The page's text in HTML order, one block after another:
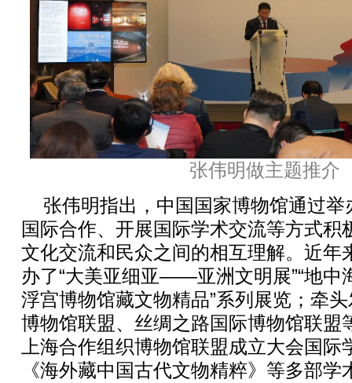
张伟明做主题推介
张伟明指出，中国国家博物馆通过
国际合作、开展国际学术交流等方式积
文化交流和民众之间的相互理解。近年
办了“大美亚细亚——亚洲文明展”“地
浮宫博物馆藏文物精品”系列展览；牵
博物馆联盟、丝绸之路国际博物馆联盟
上海合作组织博物馆联盟成立大会国际
《海外藏中国古代文物精粹》等多部